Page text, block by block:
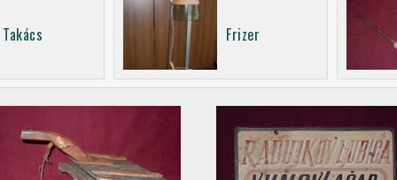
Takács Frizer